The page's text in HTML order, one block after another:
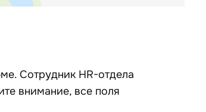
Сотрудник HR-отдела
внимание, все поля